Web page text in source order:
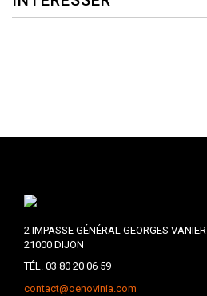
2 IMPASSE GÉNÉRAL GEORGES VANIER
21000 DIJON
TÉL. 03 80 20 06 59
contact@oenovinia.com